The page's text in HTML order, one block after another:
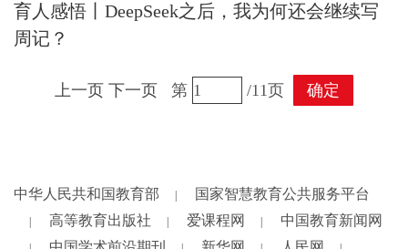
育人感悟丨DeepSeek之后，我为何还会继续写
周记？
上一页 下一页 第 /11页 确定
中华人民共和国教育部 国家智慧教育公共服务平台
高等教育出版社 爱课程网 中国教育新闻网